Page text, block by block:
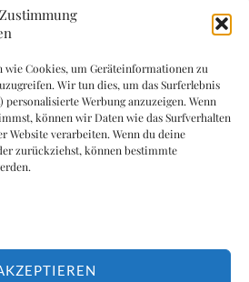
wie Cookies, um Geräteinformationen zu
Wir tun dies, um das Surferlebnis
Werbung anzuzeigen. Wenn
können wir Daten wie das Surfverhalten
Website verarbeiten. Wenn du deine
zurückziehst, können bestimmte
mit Ernest Hemingway –
in Bensberg
Netzwerken für Autoren?